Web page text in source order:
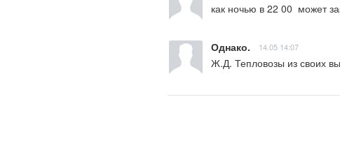
как ночью в 22 00  может
Однако. 14.05 14:07
Ж.Д. Тепловозы из своих